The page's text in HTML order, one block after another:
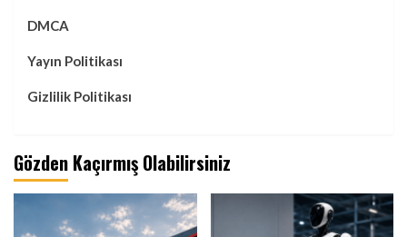
DMCA
Yayın Politikası
Gizlilik Politikası
Gözden Kaçırmış Olabilirsiniz